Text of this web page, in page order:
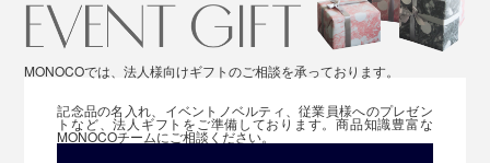
MONOCOでは、法人様向けギフトのご相談を承っております。
記念品の名入れ、イベントノベルティ、従業員様へのプレゼン
トなど、法人ギフトをご準備しております。商品知識豊富な
MONOCOチームにご相談ください。